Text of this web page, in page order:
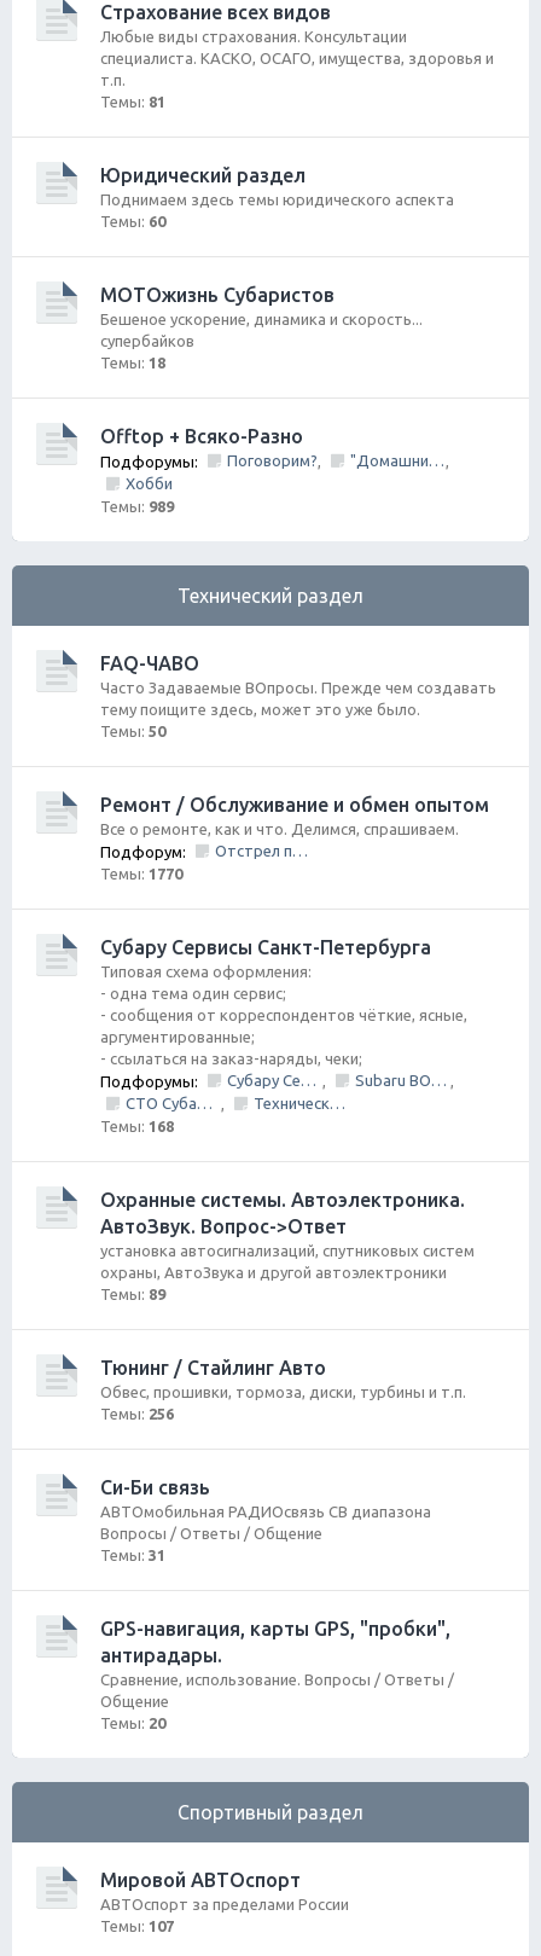
Страхование всех видов
Любые виды страхования. Консультации
специалиста. КАСКО, ОСАГО, имущества, здоровья и
т.п.
Темы: 81
Юридический раздел
Поднимаем здесь темы юридического аспекта
Темы: 60
МОТОжизнь Субаристов
Бешеное ускорение, динамика и скорость...
супербайков
Темы: 18
Offtop + Всяко-Разно
Подфорумы: Поговорим?, "Домашний Очаг"
,
Хобби
Темы: 989
Технический раздел
FAQ-ЧАВО
Часто Задаваемые ВОпросы. Прежде чем создавать
тему поищите здесь, может это уже было.
Темы: 50
Ремонт / Обслуживание и обмен опытом
Все о ремонте, как и что. Делимся, спрашиваем.
Подфорум:
Отстрел пистолета/НЕ заправить/Ошибки по вентиляции Бензо Бака
Темы: 1770
Субару Cервисы Санкт-Петербурга
Типовая схема оформления:
- одна тема один сервис;
- сообщения от корреспондентов чёткие, ясные,
аргументированные;
- ссылаться на заказ-наряды, чеки;
Подфорумы:
Субару Сервис "Созвездие" , Subaru BOX &amp; Donorparts shop
,
СТО Субару (www.stosubaru.ru)
,
Технический центр «PRIDE Motorsport».
Темы: 168
Охранные системы. Автоэлектроника.
АвтоЗвук. Вопрос->Ответ
установка автосигнализаций, спутниковых систем
охраны, АвтоЗвука и другой автоэлектроники
Темы: 89
Тюнинг / Стайлинг Авто
Обвес, прошивки, тормоза, диски, турбины и т.п.
Темы: 256
Си-Би связь
АВТОмобильная РАДИОсвязь СВ диапазона
Вопросы / Ответы / Общение
Темы: 31
GPS-навигация, карты GPS, "пробки",
антирадары.
Сравнение, использование. Вопросы / Ответы /
Общение
Темы: 20
Спортивный раздел
Мировой АВТОспорт
АВТОспорт за пределами России
Темы: 107